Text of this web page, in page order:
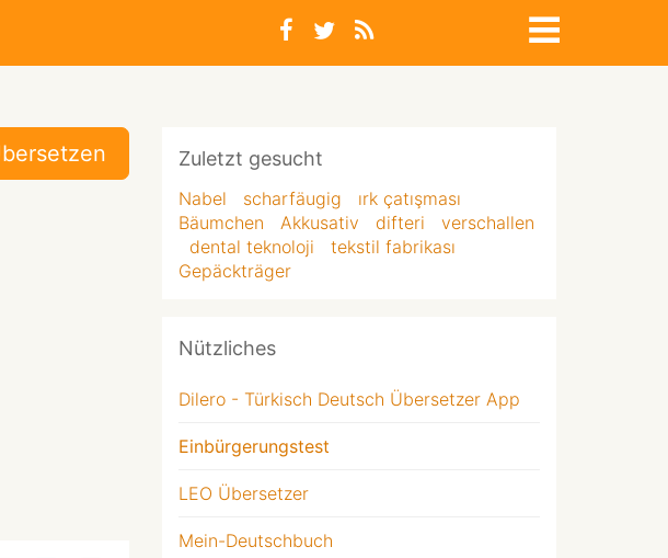
Zuletzt gesucht
Nabel scharfäugig
ırk çatışması
Bäumchen
Akkusativ difteri
verschallen
dental teknoloji
tekstil fabrikası
Gepäckträger
Nützliches
Dilero - Türkisch Deutsch Übersetzer App
Einbürgerungstest
LEO Übersetzer
Mein-Deutschbuch